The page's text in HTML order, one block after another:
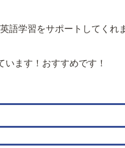
語学習をサポートしてくれ
ます！おすすめです！